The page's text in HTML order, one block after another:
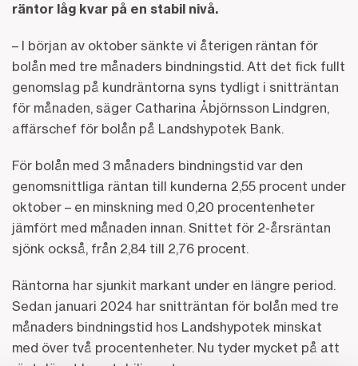
räntor låg kvar på en stabil nivå.
– I början av oktober sänkte vi återigen räntan för
bolån med tre månaders bindningstid. Att det fick fullt
genomslag på kundräntorna syns tydligt i snitträntan
för månaden, säger Catharina Åbjörnsson Lindgren,
affärschef för bolån på Landshypotek Bank.
För bolån med 3 månaders bindningstid var den
genomsnittliga räntan till kunderna 2,55 procent under
oktober – en minskning med 0,20 procentenheter
jämfört med månaden innan. Snittet för 2-årsräntan
sjönk också, från 2,84 till 2,76 procent.
Räntorna har sjunkit markant under en längre period.
Sedan januari 2024 har snitträntan för bolån med tre
månaders bindningstid hos Landshypotek minskat
med över två procentenheter. Nu tyder mycket på att